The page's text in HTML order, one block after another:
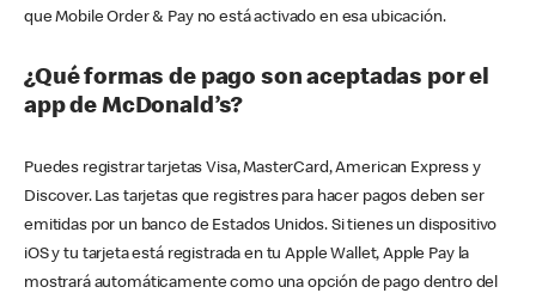
que Mobile Order & Pay no está activado en esa ubicación.
¿Qué formas de pago son aceptadas por el
app de McDonald’s?
Puedes registrar tarjetas Visa, MasterCard, American Express y
Discover. Las tarjetas que registres para hacer pagos deben ser
emitidas por un banco de Estados Unidos. Si tienes un dispositivo
iOS y tu tarjeta está registrada en tu Apple Wallet, Apple Pay la
mostrará automáticamente como una opción de pago dentro del